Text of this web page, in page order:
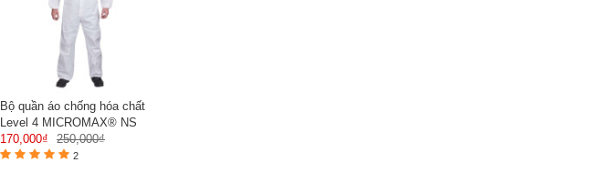
Bộ quần áo chống hóa chất
Level 4 MICROMAX® NS
170,000₫
250,000₫
2